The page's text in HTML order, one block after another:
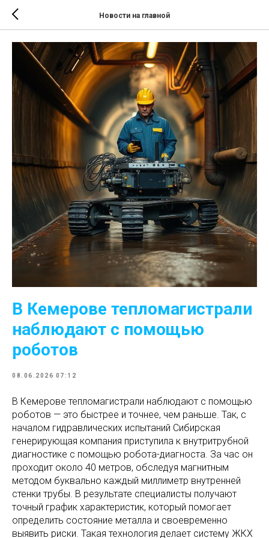
Новости на главной
В Кемерове тепломагистрали
наблюдают с помощью
роботов
08.06.2026 07:12
В Кемерове тепломагистрали наблюдают с помощью
роботов — это быстрее и точнее, чем раньше. Так, с
началом гидравлических испытаний Сибирская
генерирующая компания приступила к внутритрубной
диагностике с помощью робота-диагноста. За час он
проходит около 40 метров, обследуя магнитным
методом буквально каждый миллиметр внутренней
стенки трубы. В результате специалисты получают
точный график характеристик, который помогает
определить состояние металла и своевременно
выявить риски. Такая технология делает систему ЖКХ